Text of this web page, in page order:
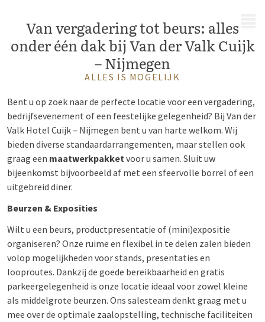
Van vergadering tot beurs: alles
onder één dak bij Van der Valk Cuijk
– Nijmegen
ALLES IS MOGELIJK
Bent u op zoek naar de perfecte locatie voor een vergadering,
bedrijfsevenement of een feestelijke gelegenheid? Bij Van der
Valk Hotel Cuijk – Nijmegen bent u van harte welkom. Wij
bieden diverse standaardarrangementen, maar stellen ook
graag een maatwerkpakketvoor u samen. Sluit uw
bijeenkomst bijvoorbeeld af met een sfeervolle borrel of een
uitgebreid diner.
Beurzen & Exposities
Wilt u een beurs, productpresentatie of (mini)expositie
organiseren? Onze ruime en flexibel in te delen zalen bieden
volop mogelijkheden voor stands, presentaties en
looproutes. Dankzij de goede bereikbaarheid en gratis
parkeergelegenheid is onze locatie ideaal voor zowel kleine
als middelgrote beurzen. Ons salesteam denkt graag met u
mee over de optimale zaalopstelling, technische faciliteiten